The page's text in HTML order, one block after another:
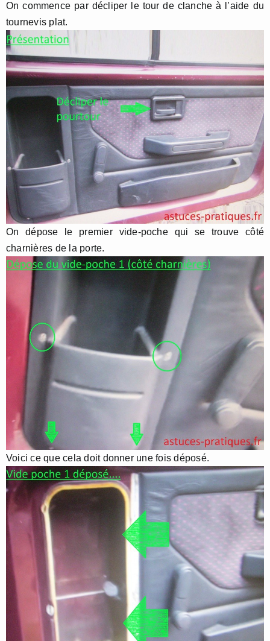
On commence par décliper le tour de clanche à l’aide du
tournevis plat.
On dépose le premier vide-poche qui se trouve côté
charnières de la porte.
Voici ce que cela doit donner une fois déposé.